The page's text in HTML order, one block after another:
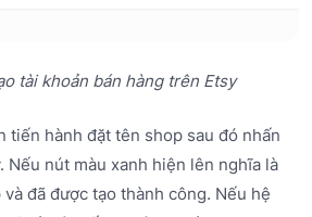
tài khoản bán hàng trên Etsy
tiến hành đặt tên shop sau đó nhấn
Nếu nút màu xanh hiện lên nghĩa là
đã được tạo thành công. Nếu hệ